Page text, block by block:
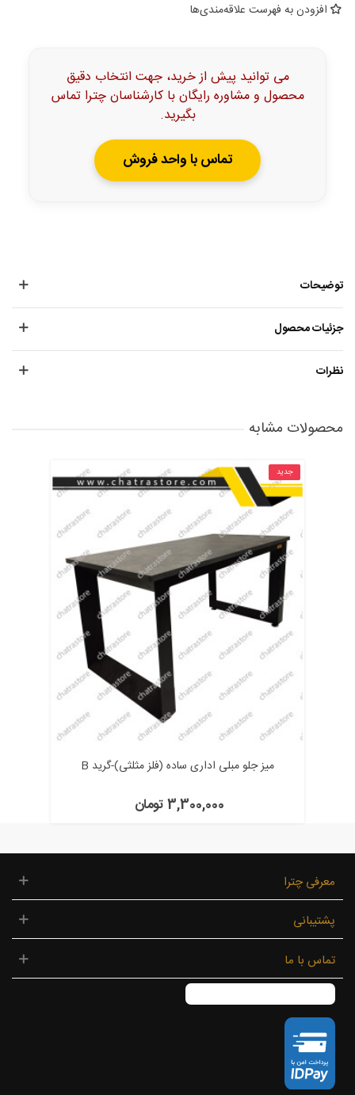
افزودن به فهرست علاقه‌مندی‌ها
می توانید پیش از خرید، جهت انتخاب دقیق
محصول و مشاوره رایگان با کارشناسان چترا تماس
بگیرید.
تماس با واحد فروش
توضیحات
جزئیات محصول
نظرات
محصولات مشابه
جدید
میز جلو مبلی اداری ساده (فلز مثلثی)-گرید B
3,300,000 تومان
معرفی چترا
پشتیبانی
تماس با ما